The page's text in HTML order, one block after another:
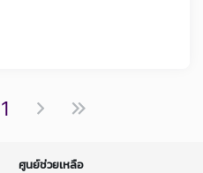
1
ศูนย์ช่วยเหลือ